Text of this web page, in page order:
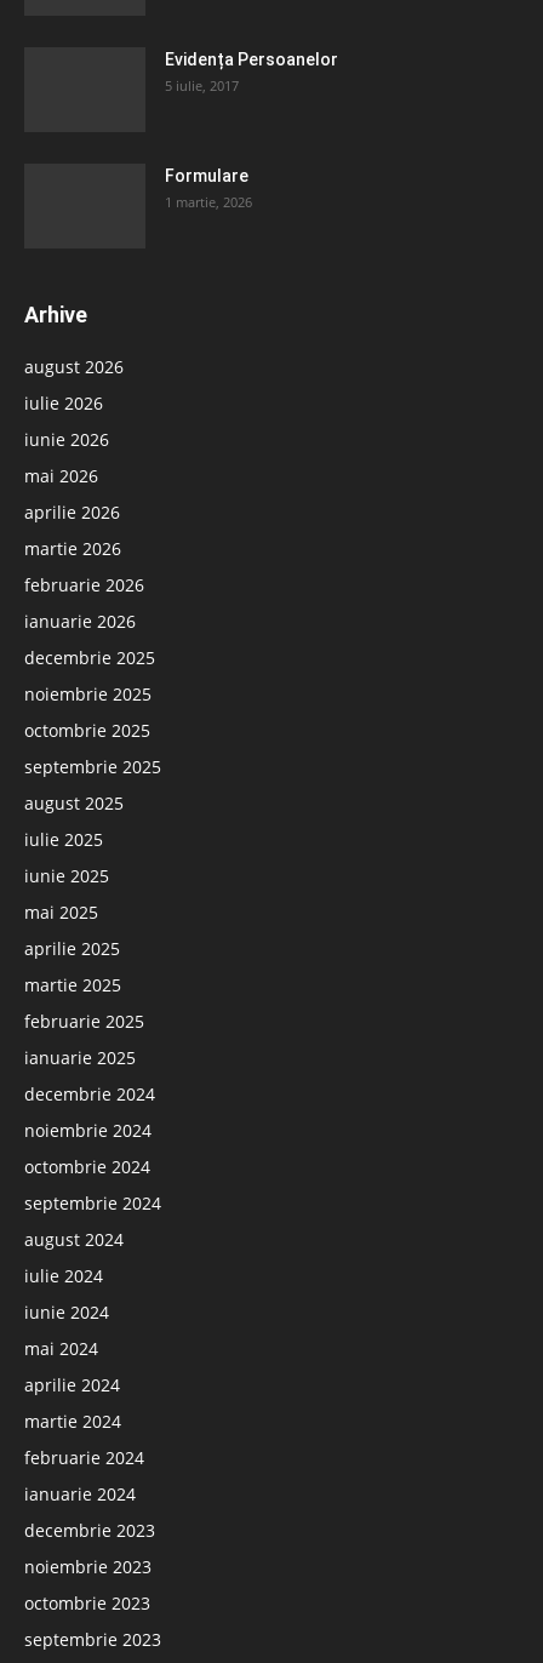
Evidența Persoanelor
5 iulie, 2017
Formulare
1 martie, 2026
Arhive
august 2026
iulie 2026
iunie 2026
mai 2026
aprilie 2026
martie 2026
februarie 2026
ianuarie 2026
decembrie 2025
noiembrie 2025
octombrie 2025
septembrie 2025
august 2025
iulie 2025
iunie 2025
mai 2025
aprilie 2025
martie 2025
februarie 2025
ianuarie 2025
decembrie 2024
noiembrie 2024
octombrie 2024
septembrie 2024
august 2024
iulie 2024
iunie 2024
mai 2024
aprilie 2024
martie 2024
februarie 2024
ianuarie 2024
decembrie 2023
noiembrie 2023
octombrie 2023
septembrie 2023